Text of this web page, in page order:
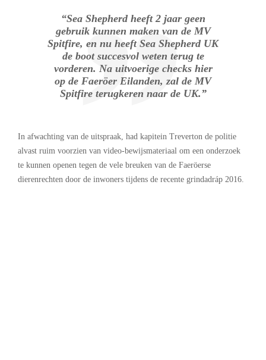
“Sea Shepherd heeft 2 jaar geen
gebruik kunnen maken van de MV
Spitfire, en nu heeft Sea Shepherd UK
de boot succesvol weten terug te
vorderen. Na uitvoerige checks hier
op de Faeröer Eilanden, zal de MV
Spitfire terugkeren naar de UK.”
In afwachting van de uitspraak, had kapitein Treverton de politie
alvast ruim voorzien van video-bewijsmateriaal om een onderzoek
te kunnen openen tegen de vele breuken van de Faeröerse
dierenrechten door de inwoners tijdens de recente grindadráp 2016.